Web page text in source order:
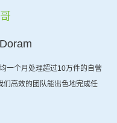
一个月处理超过10万件的自营
们高效的团队能出色地完成任